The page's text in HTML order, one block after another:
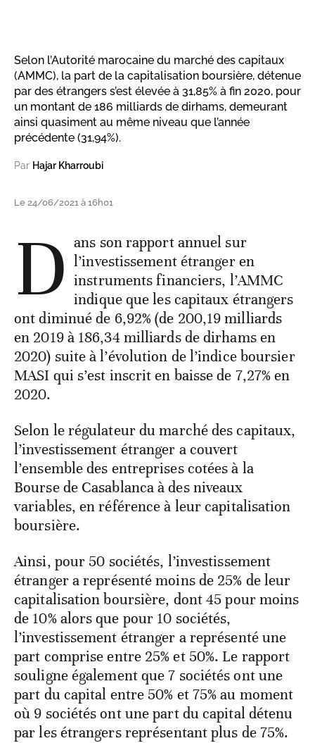
Selon l’Autorité marocaine du marché des capitaux
(AMMC), la part de la capitalisation boursière, détenue
par des étrangers s’est élevée à 31,85% à fin 2020, pour
un montant de 186 milliards de dirhams, demeurant
ainsi quasiment au même niveau que l’année
précédente (31,94%).
Par Hajar Kharroubi
Le 24/06/2021 à 16h01
D ans son rapport annuel sur
l’investissement étranger en
instruments financiers, l’AMMC
indique que les capitaux étrangers
ont diminué de 6,92% (de 200,19 milliards
en 2019 à 186,34 milliards de dirhams en
2020) suite à l’évolution de l’indice boursier
MASI qui s’est inscrit en baisse de 7,27% en
2020.
Selon le régulateur du marché des capitaux,
l’investissement étranger a couvert
l’ensemble des entreprises cotées à la
Bourse de Casablanca à des niveaux
variables, en référence à leur capitalisation
boursière.
Ainsi, pour 50 sociétés, l’investissement
étranger a représenté moins de 25% de leur
capitalisation boursière, dont 45 pour moins
de 10% alors que pour 10 sociétés,
l’investissement étranger a représenté une
part comprise entre 25% et 50%. Le rapport
souligne également que 7 sociétés ont une
part du capital entre 50% et 75% au moment
où 9 sociétés ont une part du capital détenu
par les étrangers représentant plus de 75%.